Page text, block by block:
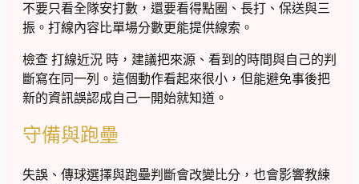
不要只看全隊安打數，還要看得點圈、長打、保送與三
振。打線內容比單場分數更能提供線索。
檢查 打線近況 時，建議把來源、看到的時間與自己的判
斷寫在同一列。這個動作看起來很小，但能避免事後把
新的資訊誤認成自己一開始就知道。
守備與跑壘
失誤、傳球選擇與跑壘判斷會改變比分，也會影響教練